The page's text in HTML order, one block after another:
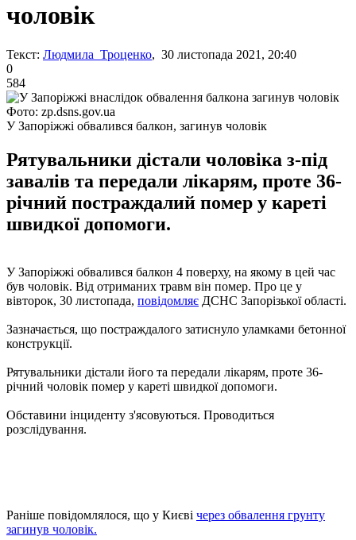
чоловік
Текст: Людмила Троценко, 30 листопада 2021, 20:40
0
584
Фото: zp.dsns.gov.ua
У Запоріжжі обвалився балкон, загинув чоловік
Рятувальники дістали чоловіка з-під
завалів та передали лікарям, проте 36-
річний постраждалий помер у кареті
швидкої допомоги.
У Запоріжжі обвалився балкон 4 поверху, на якому в цей час
був чоловік. Від отриманих травм він помер. Про це у
вівторок, 30 листопада, повідомляє ДСНС Запорізької області.
Зазначається, що постраждалого затиснуло уламками бетонної
конструкції.
Рятувальники дістали його та передали лікарям, проте 36-
річний чоловік помер у кареті швидкої допомоги.
Обставини інциденту з'ясовуються. Проводиться
розслідування.
Раніше повідомлялося, що у Києві через обвалення грунту
загинув чоловік.